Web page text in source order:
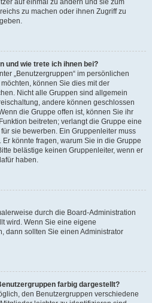
auf einmal zu ändern und sie zum
zu machen oder ihnen Zugriff zu
und wie trete ich ihnen bei?
„Benutzergruppen“ im persönlichen
können Sie dies mit der
Nicht alle Gruppen sind allgemein
andere können geschlossen
die Gruppe offen ist, können Sie ihr
beitreten; verlangt die Gruppe eine
sie bewerben. Ein Gruppenleiter muss
könnte fragen, warum Sie in die Gruppe
belästige keinen Gruppenleiter, wenn er
haben.
durch die Board-Administration
wird. Wenn Sie eine eigene
dann sollten Sie einen Administrator
farbig dargestellt?
den Benutzergruppen verschiedene